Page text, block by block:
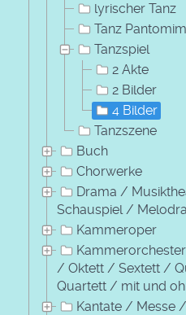
lyrischer Tanz
Tanz
Tanzspiel
2 Akte
2 Bilder
4 Bilder
Tanzszene
Buch
Chorwerke
Drama /
Schauspiel /
Kammeroper
/ Oktett / Sextett /
Quartett / mit und
Kantate / Messe